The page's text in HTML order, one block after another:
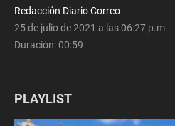
Redacción Diario Correo
25 de julio de 2021 a las 06:27 p.m.
Duración:00:59
PLAYLIST